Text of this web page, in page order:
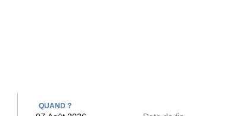
QUAND ?